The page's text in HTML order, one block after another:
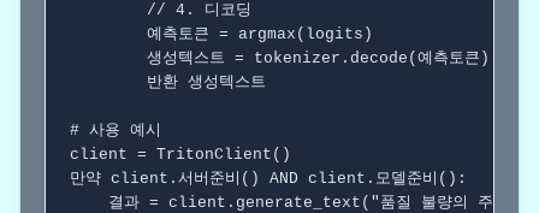
// 4. 디코딩
        예측토큰 = argmax(logits)
        생성텍스트 = tokenizer.decode(예측토큰)
반환 생성텍스트
# 사용 예시
만약 client.서버준비() AND client.모델준비():
결과 = client.generate_text("품질 불량의 주요 원